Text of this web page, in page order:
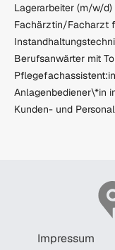
Lagerarbeiter (m/w/
Fachärztin/Facharzt
Berufsanwärter mit
Anlagenbediener\*in
Kunden- und
Impressum